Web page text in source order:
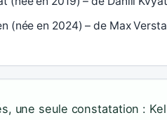
(née en 2024) – de Max
une seule constatation :